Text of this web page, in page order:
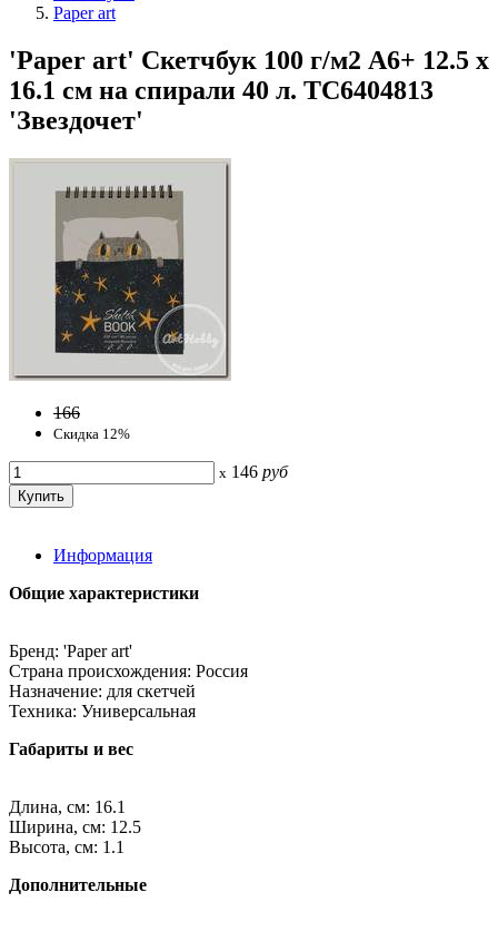
Paper art
'Paper art' Скетчбук 100 г/м2 A6+ 12.5 х
16.1 см на спирали 40 л. ТС6404813
'Звездочет'
166
Скидка 12%
x 146 руб
Информация
Общие характеристики
Бренд: 'Paper art'
Страна происхождения: Россия
Назначение: для скетчей
Техника: Универсальная
Габариты и вес
Длина, см: 16.1
Ширина, см: 12.5
Высота, см: 1.1
Дополнительные